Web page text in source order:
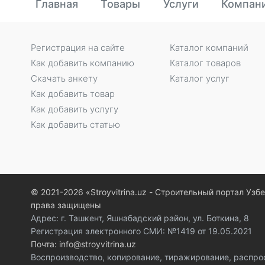
Главная Товары Услуги
Регистрация на сайте
Как добавить компанию
Скачать анкету
Как добавить товар
Как добавить услугу
Как добавить статью
Каталог компаний
Каталог товаров
Каталог услуг
© 2021-2026 «Stroyvitrina.uz - Строительный портал
права защищены
Адрес: г. Ташкент, Яшнабадский район, ул. Боткина, 8
Регистрация электронного СМИ: №1419 от 19.05.2021
Почта: info@stroyvitrina.uz
Воспроизводство, копирование, тиражирование,